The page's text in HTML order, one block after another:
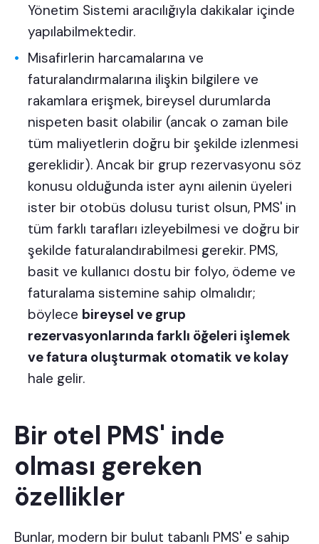
Yönetim Sistemi aracılığıyla dakikalar içinde
yapılabilmektedir.
Misafirlerin harcamalarına ve
faturalandırmalarına ilişkin bilgilere ve
rakamlara erişmek, bireysel durumlarda
nispeten basit olabilir (ancak o zaman bile
tüm maliyetlerin doğru bir şekilde izlenmesi
gereklidir). Ancak bir grup rezervasyonu söz
konusu olduğunda ister aynı ailenin üyeleri
ister bir otobüs dolusu turist olsun, PMS' in
tüm farklı tarafları izleyebilmesi ve doğru bir
şekilde faturalandırabilmesi gerekir. PMS,
basit ve kullanıcı dostu bir folyo, ödeme ve
faturalama sistemine sahip olmalıdır;
böylece bireysel ve grup
rezervasyonlarında farklı öğeleri işlemek
ve fatura oluşturmak otomatik ve kolay
hale gelir.
Bir otel PMS' inde
olması gereken
özellikler
Bunlar, modern bir bulut tabanlı PMS' e sahip